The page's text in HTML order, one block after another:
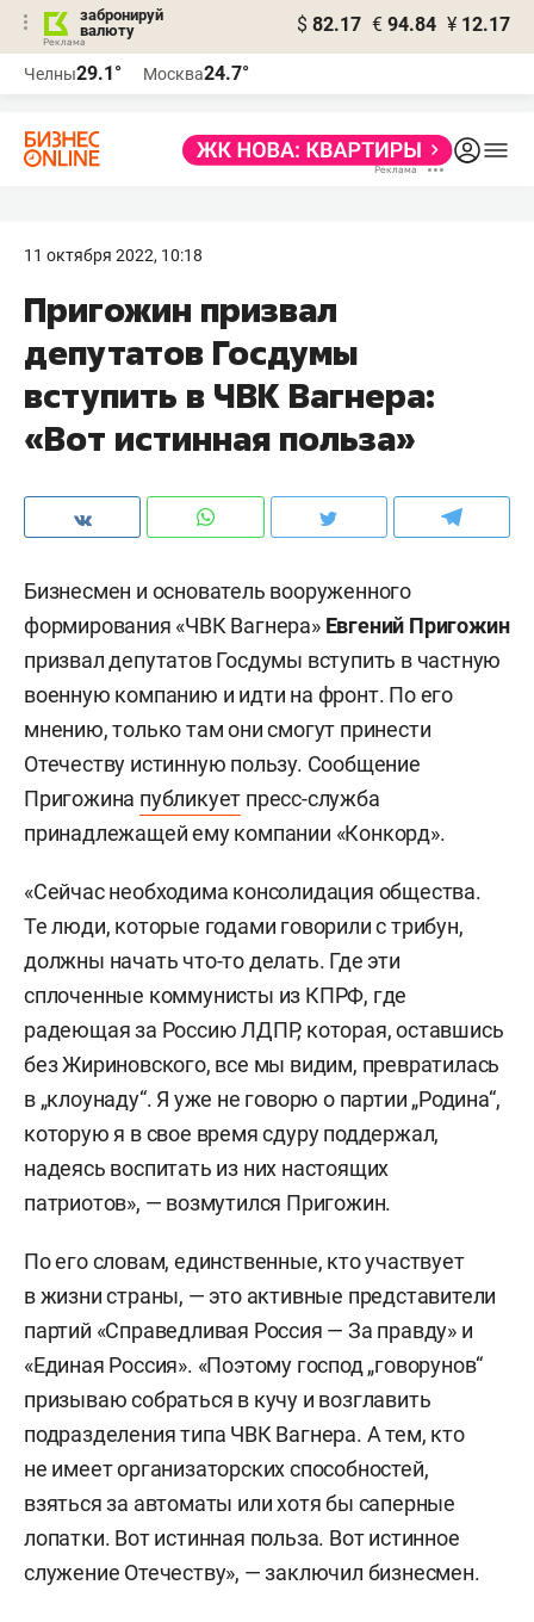
забронируй
валюту
$ 82.17 € 94.84 ¥ 12.17
Челны29.1° Москва24.7°
11 октября 2022, 10:18
Пригожин призвал
депутатов Госдумы
вступить в ЧВК Вагнера:
«Вот истинная польза»
Бизнесмен и основатель вооруженного
формирования «ЧВК Вагнера» Евгений Пригожин
призвал депутатов Госдумы вступить в частную
военную компанию и идти на фронт. По его
мнению, только там они смогут принести
Отечеству истинную пользу. Сообщение
Пригожина публикует пресс-служба
принадлежащей ему компании «Конкорд».
«Сейчас необходима консолидация общества.
Те люди, которые годами говорили с трибун,
должны начать что-то делать. Где эти
сплоченные коммунисты из КПРФ, где
радеющая за Россию ЛДПР, которая, оставшись
без Жириновского, все мы видим, превратилась
в „клоунаду“. Я уже не говорю о партии „Родина“,
которую я в свое время сдуру поддержал,
надеясь воспитать из них настоящих
патриотов», — возмутился Пригожин.
По его словам, единственные, кто участвует
в жизни страны, — это активные представители
партий «Справедливая Россия — За правду» и
«Единая Россия». «Поэтому господ „говорунов“
призываю собраться в кучу и возглавить
подразделения типа ЧВК Вагнера. А тем, кто
не имеет организаторских способностей,
взяться за автоматы или хотя бы саперные
лопатки. Вот истинная польза. Вот истинное
служение Отечеству», — заключил бизнесмен.